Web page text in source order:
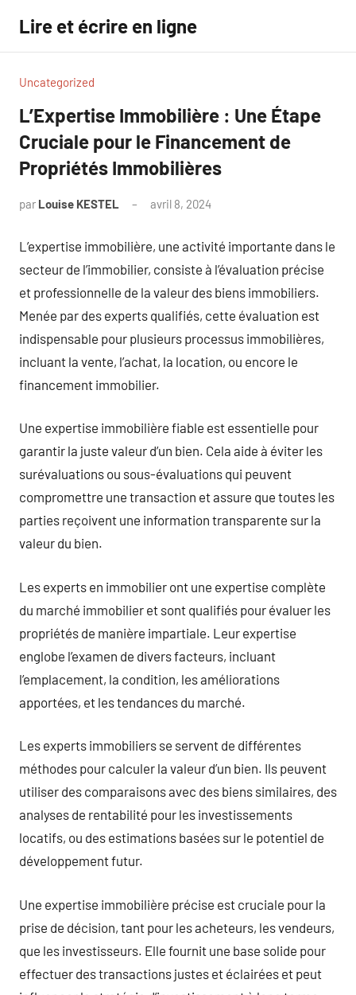
contenu
Lire et écrire en ligne
Uncategorized
L’Expertise Immobilière : Une Étape
Cruciale pour le Financement de
Propriétés Immobilières
par Louise KESTEL avril 8, 2024
L’expertise immobilière, une activité importante dans le
secteur de l’immobilier, consiste à l’évaluation précise
et professionnelle de la valeur des biens immobiliers.
Menée par des experts qualifiés, cette évaluation est
indispensable pour plusieurs processus immobilières,
incluant la vente, l’achat, la location, ou encore le
financement immobilier.
Une expertise immobilière fiable est essentielle pour
garantir la juste valeur d’un bien. Cela aide à éviter les
surévaluations ou sous-évaluations qui peuvent
compromettre une transaction et assure que toutes les
parties reçoivent une information transparente sur la
valeur du bien.
Les experts en immobilier ont une expertise complète
du marché immobilier et sont qualifiés pour évaluer les
propriétés de manière impartiale. Leur expertise
englobe l’examen de divers facteurs, incluant
l’emplacement, la condition, les améliorations
apportées, et les tendances du marché.
Les experts immobiliers se servent de différentes
méthodes pour calculer la valeur d’un bien. Ils peuvent
utiliser des comparaisons avec des biens similaires, des
analyses de rentabilité pour les investissements
locatifs, ou des estimations basées sur le potentiel de
développement futur.
Une expertise immobilière précise est cruciale pour la
prise de décision, tant pour les acheteurs, les vendeurs,
que les investisseurs. Elle fournit une base solide pour
effectuer des transactions justes et éclairées et peut